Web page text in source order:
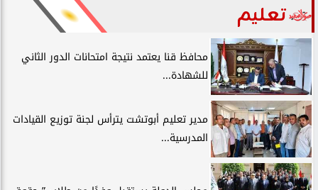
تعليم
محافظ قنا يعتمد نتيجة امتحانات الدور الثاني
للشهادة...
مدير تعليم أبوتشت يترأس لجنة توزيع القيادات
المدرسية...